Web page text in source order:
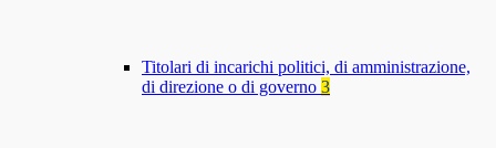
Titolari di incarichi politici, di amministrazione,
di direzione o di governo 3